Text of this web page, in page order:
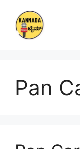
content
Pan